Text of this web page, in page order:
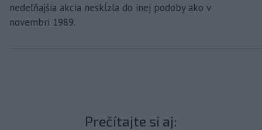
nedeľňajšia akcia neskĺzla do inej podoby ako v
novembri 1989.
Prečítajte si aj: